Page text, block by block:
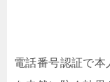
電話番号認証で本